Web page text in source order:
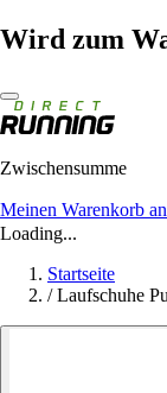
Wird zum
Zwischensumme
Meinen Warenkorb
Loading...
Startseite
/ Laufschuhe